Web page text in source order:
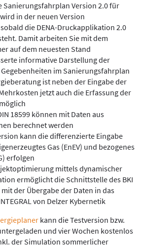
Sanierungsfahrplan Version 2.0 für
in der neuen Version
die DENA-Druckapplikation 2.0
Damit arbeiten Sie mit dem
auf dem neuesten Stand
informative Darstellung der
im Sanierungsfahrplan
ist neben der Eingabe der
jetzt auch die Erfassung der
18599 können mit Daten aus
berechnet werden
kann die differenzierte Eingabe
Gas (EnEV) und bezogenes
erfolgen
mittels dynamischer
ermöglicht die Schnittstelle des BKI
der Übergabe der Daten in das
von Delzer Kybernetik
kann die Testversion bzw.
und vier Wochen kostenlos
der Simulation sommerlicher